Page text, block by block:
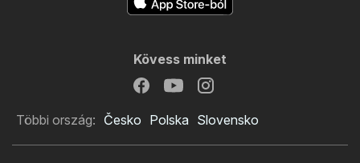
Kövess minket
Többi ország: Česko Polska Slovensko